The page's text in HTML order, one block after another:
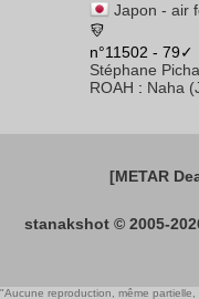
Japon - air
n°11502 - 79✓
Stéphane
ROAH : Naha
[METAR
stanakshot © 2005-
"Aucune reproduction, même